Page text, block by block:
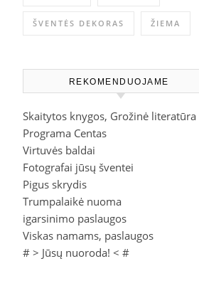
ŠVENTĖS DEKORAS ŽIEMA
REKOMENDUOJAME
Skaitytos knygos, Grožinė literatūra
Programa Centas
Virtuvės baldai
Fotografai jūsų šventei
Pigus skrydis
Trumpalaikė nuoma
igarsinimo paslaugos
Viskas namams, paslaugos
# > Jūsų nuoroda! < #